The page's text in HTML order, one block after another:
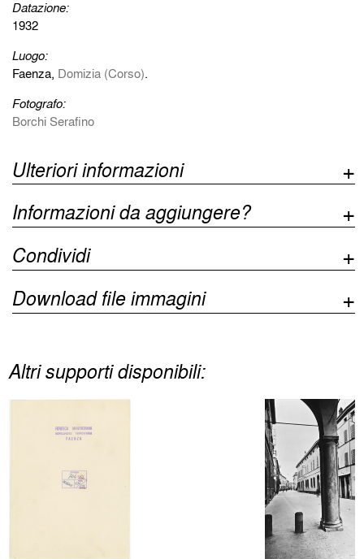
Datazione:
1932
Luogo:
Faenza, Domizia (Corso).
Fotografo:
Borchi Serafino
Ulteriori informazioni
Informazioni da aggiungere?
Condividi
Download file immagini
Altri supporti disponibili: